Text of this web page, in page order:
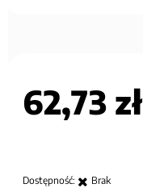
62,73 zł
Dostępność: Brak